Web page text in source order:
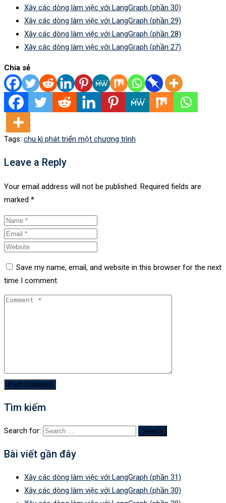
Xây các dòng làm việc với LangGraph (phần 30)
Xây các dòng làm việc với LangGraph (phần 29)
Xây các dòng làm việc với LangGraph (phần 28)
Xây các dòng làm việc với LangGraph (phần 27)
Chia sẻ
Tags: chu kì phát triển một chương trình
Leave a Reply
Your email address will not be published. Required fields are
marked *
Save my name, email, and website in this browser for the next
time I comment.
Tìm kiếm
Search for:
Bài viết gần đây
Xây các dòng làm việc với LangGraph (phần 31)
Xây các dòng làm việc với LangGraph (phần 30)